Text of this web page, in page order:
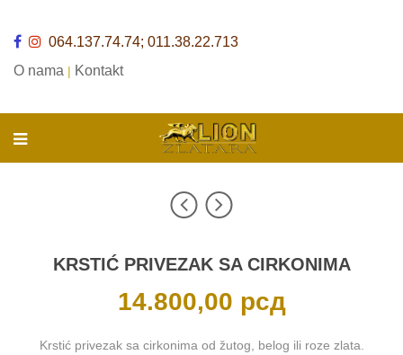
064.137.74.74; 011.38.22.713
O nama | Kontakt
KRSTIĆ PRIVEZAK SA CIRKONIMA
14.800,00 рсд
Krstić privezak sa cirkonima od žutog, belog ili roze zlata.